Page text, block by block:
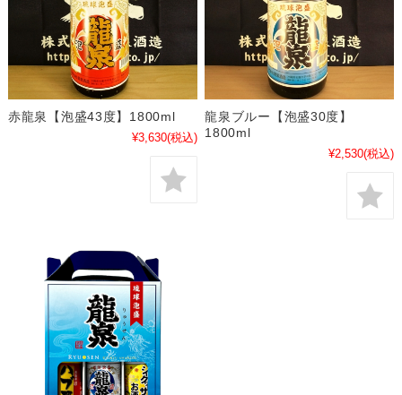
赤龍泉【泡盛43度】1800ml
¥3,630(税込)
龍泉ブルー【泡盛30度】
1800ml
¥2,530(税込)